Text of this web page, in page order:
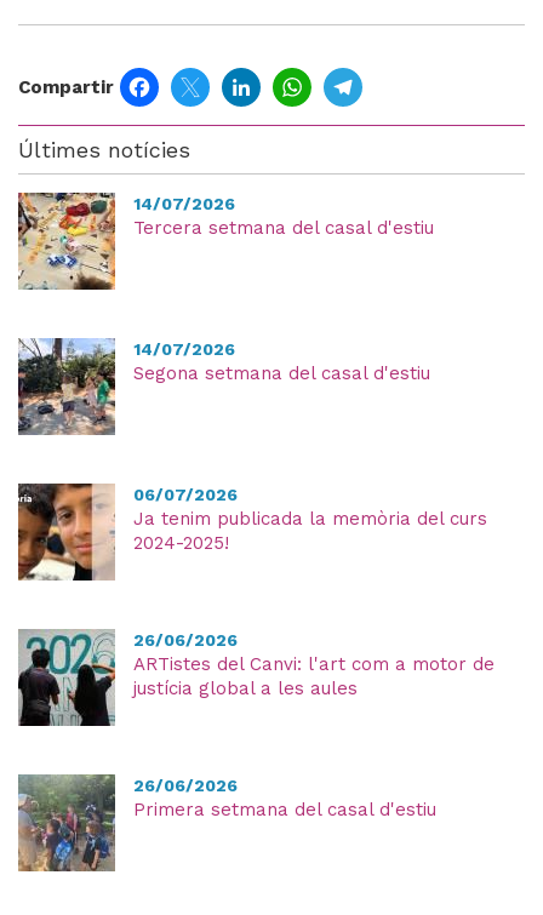
Compartir FacebookTwitterLinkedInWhatsApp
Últimes notícies
14/07/2026
Tercera setmana del casal d'estiu
14/07/2026
Segona setmana del casal d'estiu
06/07/2026
Ja tenim publicada la memòria del curs
2024-2025!
26/06/2026
ARTistes del Canvi: l'art com a motor de
justícia global a les aules
26/06/2026
Primera setmana del casal d'estiu